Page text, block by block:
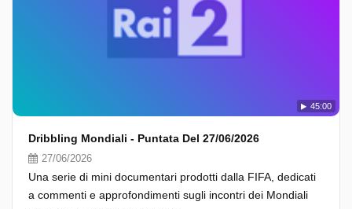
45:00
Dribbling Mondiali - Puntata Del 27/06/2026
27/06/2026
Una serie di mini documentari prodotti dalla FIFA, dedicati
a commenti e approfondimenti sugli incontri dei Mondiali